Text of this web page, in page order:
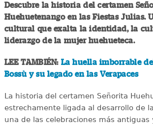
Descubre la historia del certamen
Huehuetenango en las Fiestas Julias.
cultural que exalta la identidad, la
liderazgo de la mujer huehueteca.
LEE TAMBIÉN: La huella imborrable
Bossù y su legado en las Verapaces
La historia del certamen Señorita
estrechamente ligada al desarrollo de
una de las celebraciones más antiguas